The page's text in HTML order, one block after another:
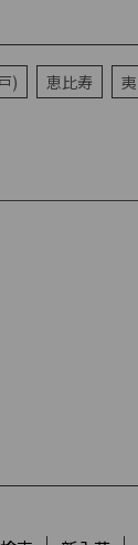
) 恵比寿 夷